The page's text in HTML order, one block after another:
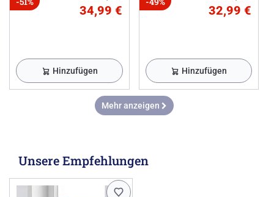
34,99 €
Hinzufügen
32,99 €
Hinzufügen
Mehr anzeigen
Unsere Empfehlungen